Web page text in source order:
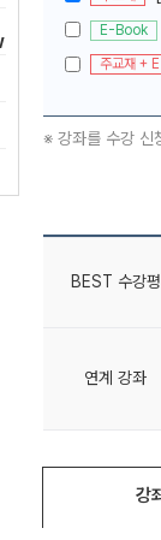
E-Book
주교재 +
※ 강좌를 수강 신
BEST 수강평
연계 강좌
강